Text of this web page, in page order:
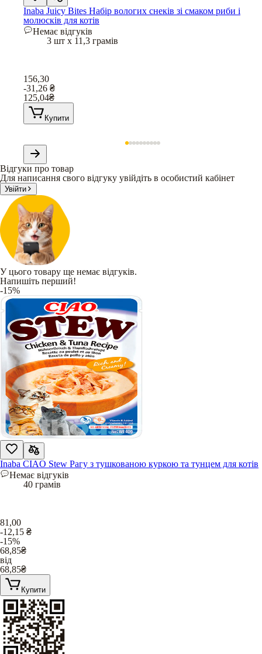
Inaba Juicy Bites Набір вологих снеків зі смаком риби і
молюсків для котів
Немає відгуків
3 шт х 11,3 грамів
156,30
-31,26 ₴
125,04₴
Купити
Відгуки про товар
Для написання свого відгуку увійдіть в особистий кабінет
Увійти
У цього товару ще немає відгуків.
Напишіть перший!
-15%
Inaba CIAO Stew Рагу з тушкованою куркою та тунцем для котів
Немає відгуків
40 грамів
81,00
-12,15 ₴
-15%
68,85₴
від
68,85₴
Купити